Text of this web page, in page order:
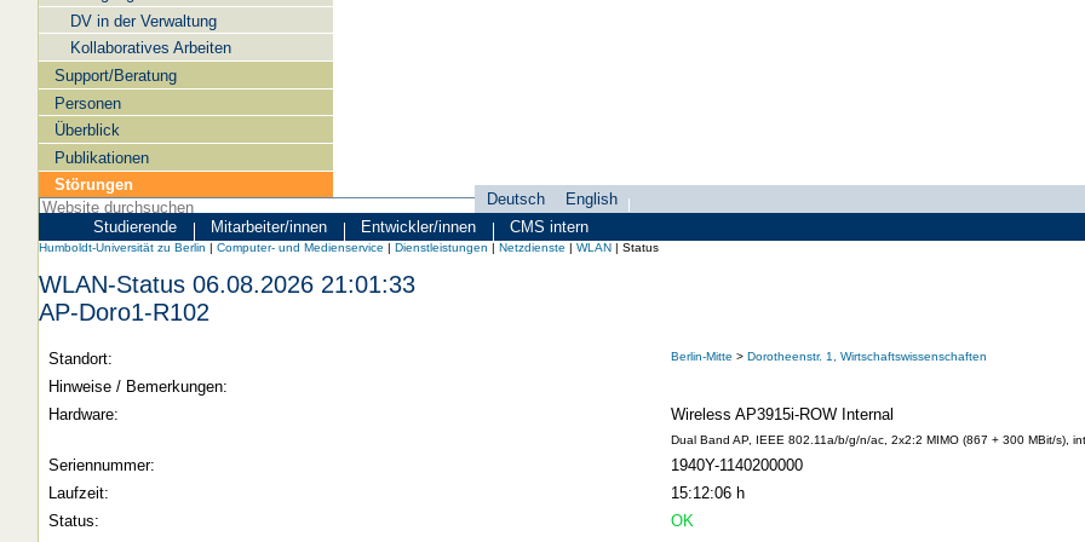
DV in der Verwaltung
Kollaboratives Arbeiten
Support/Beratung
Personen
Überblick
Publikationen
Störungen
Zielgruppen
Studierende Mitarbeiter/innen Entwickler/innen CMS intern
Sprachauswahl
Deutsch
English
search-menu
Humboldt-
Universität
zu
Computer-
und
Medienservice
Humboldt-Universität zu Berlin | Computer- und Medienservice | Dienstleistungen | Netzdienste | WLAN | Status
WLAN-Status 06.08.2026 21:01:33
AP-Doro1-R102
Standort: Berlin-Mitte >Dorotheenstr. 1, Wirtschaftswissenschaften
Hinweise / Bemerkungen:
Hardware:
Wireless AP3915i-ROW Internal
Dual Band AP, IEEE 802.11a/b/g/n/ac, 2x2:2 MIMO (867 + 300 MBit/s),
Seriennummer:
1940Y-1140200000
Laufzeit:
15:12:06 h
Status:
OK